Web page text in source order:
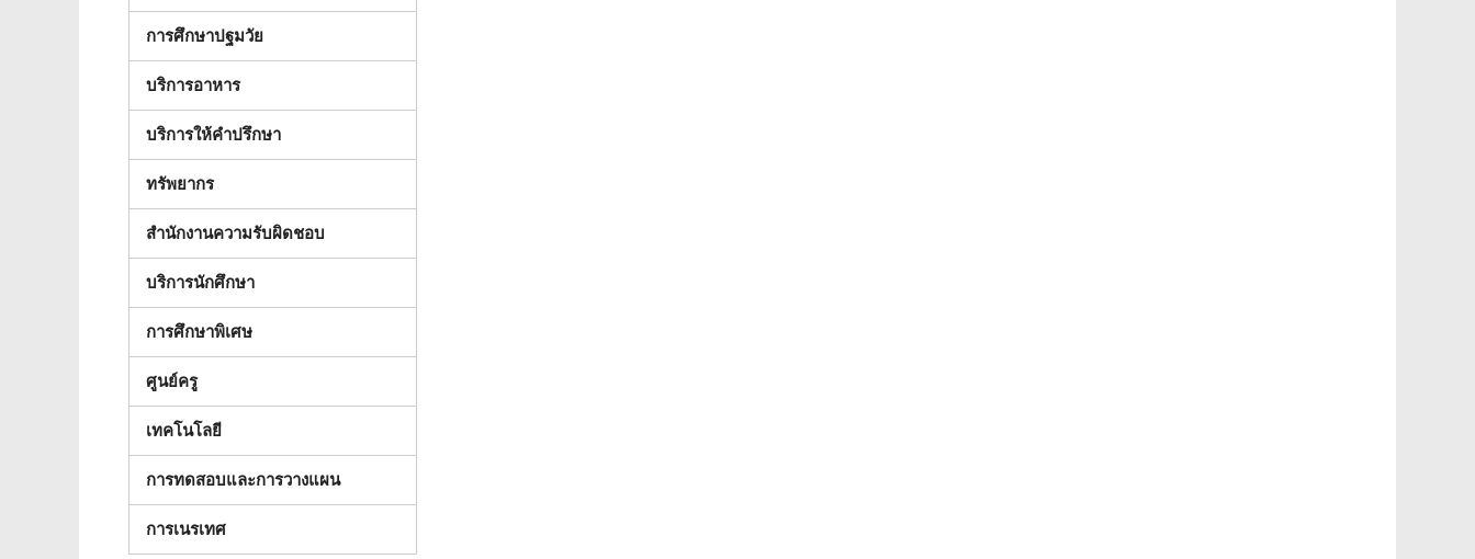
การศึกษาปฐมวัย
บริการอาหาร
บริการให้คําปรึกษา
ทรัพยากร
สํานักงานความรับผิดชอบ
บริการนักศึกษา
การศึกษาพิเศษ
ศูนย์ครู
เทคโนโลยี
การทดสอบและการวางแผน
การเนรเทศ